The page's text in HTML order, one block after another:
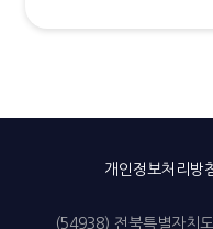
개인정보처리방
(54938) 전북특별자치